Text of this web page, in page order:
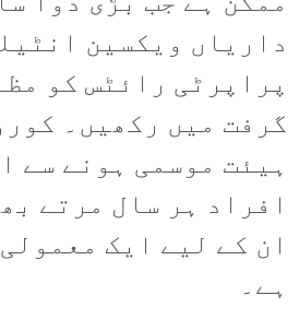
داریاں ویکسین
پراپرٹی رائٹس کو
گرفت میں رکھیں۔
ہیئت موسمی ہونے سے
افراد ہر سال مرتے
ان کے لیے ایک
ہے۔